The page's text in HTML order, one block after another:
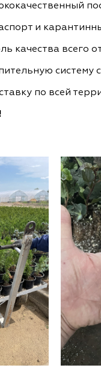
и
качества всего
систему
по всей